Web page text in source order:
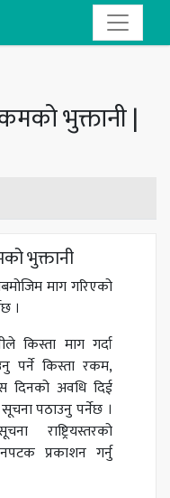
भुक्तानी |
भुक्तानी
माग गरिएको
।
किस्ता माग गर्दा
पर्ने किस्ता रकम,
दिनको अवधि दिई
पठाउनु पर्नेछ ।
राष्ट्रियस्तरको
प्रकाशन गर्नु